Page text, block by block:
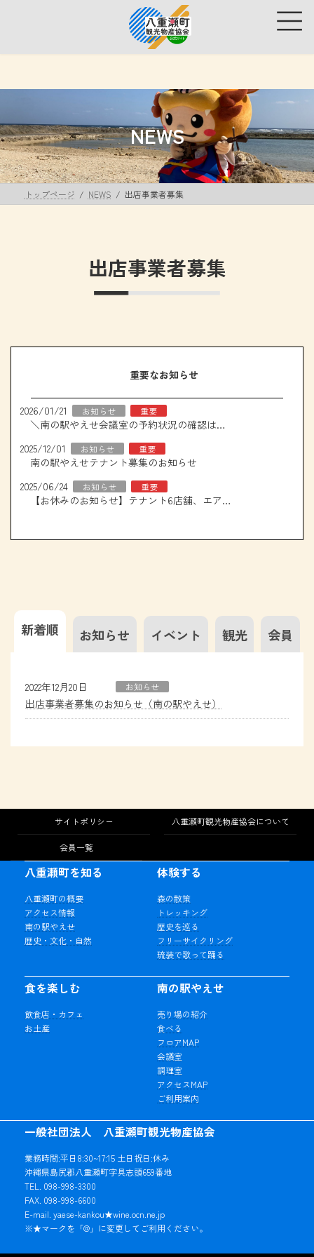
ス
プ
ン
動
NEWS
トップページ NEWS 出店事業者募集
出店事業者募集
重要なお知らせ
2026/01/21 お知らせ 重要
＼南の駅やえせ会議室の予約状況の確認はこちら！／
2025/12/01
お知らせ 重要
南の駅やえせテナント募集のお知らせ
2025/06/24
お知らせ 重要
【お休みのお知らせ】テナント6店舗、エアコン取り換え工事について
新着順 お知らせ イベント 観光 会員
2022年12月20日 お知らせ
出店事業者募集のお知らせ（南の駅やえせ）
サイトポリシー 八重瀬町観光物産協会について
会員一覧
一般社団法人 八重瀬町観光物産協会
業務時間:平日8:30~17:15 土日祝日:休み
沖縄県島尻郡八重瀬町字具志頭659番地
TEL. 098-998-3300
FAX. 098-998-6600
E-mail. yaese-kankou★wine.ocn.ne.jp
※★マークを「@」に変更してご利用ください。
八重瀬町を知る
八重瀬町の概要
アクセス情報
南の駅やえせ
歴史・文化・自然
体験する
森の散策
トレッキング
歴史を巡る
フリーサイクリング
琉装で歌って踊る
食を楽しむ
飲食店・カフェ
お土産
南の駅やえせ
売り場の紹介
食べる
フロアMAP
会議室
調理室
アクセスMAP
ご利用案内